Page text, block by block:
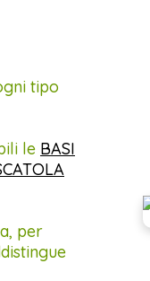
tipo
le BASI
per